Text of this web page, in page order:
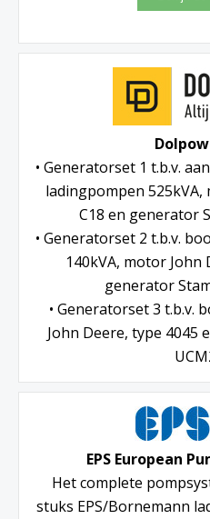
• Generatorset 1 t.b.v.
ladingpompen
C18 en generator
• Generatorset 2 t.b.v.
140kVA, motor John
generator
• Generatorset 3 t.b.v.
John Deere, type 4045
EPS European
Het complete
stuks EPS/Bornemann